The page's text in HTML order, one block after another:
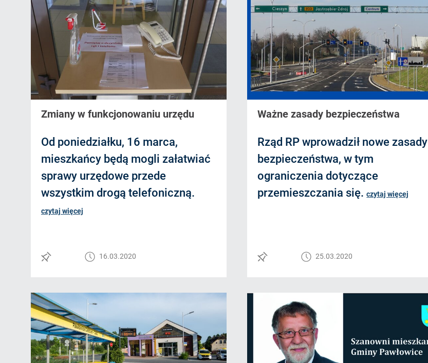
Zmiany w funkcjonowaniu urzędu
Od poniedziałku, 16 marca,
mieszkańcy będą mogli załatwiać
sprawy urzędowe przede
wszystkim drogą telefoniczną.
czytaj więcej
16.03.2020
Ważne zasady bezpieczeństwa
Rząd RP wprowadził nowe zasady
bezpieczeństwa, w tym
ograniczenia dotyczące
przemieszczania się.czytaj więcej
25.03.2020